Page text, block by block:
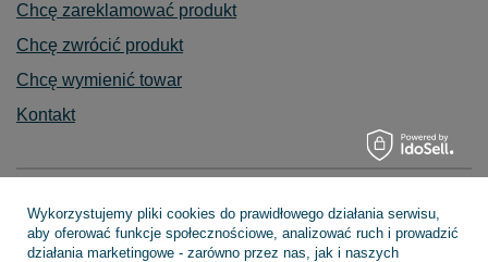
Chcę zareklamować produkt
Chcę zwrócić produkt
Chcę wymienić towar
Kontakt
Konto
Wykorzystujemy pliki cookies do prawidłowego działania serwisu,
aby oferować funkcje społecznościowe, analizować ruch i prowadzić
działania marketingowe - zarówno przez nas, jak i naszych